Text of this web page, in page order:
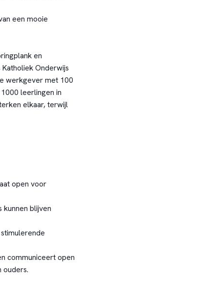
een mooie
en
Onderwijs
werkgever met 100
leerlingen in
elkaar, terwijl
open voor
blijven
communiceert open
ouders.